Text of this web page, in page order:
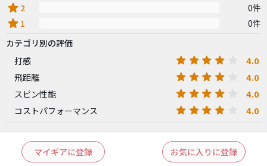
star 2 0件
star 1
0件
カテゴリ別の評価
打感
4.0
飛距離 4.0
スピン性能 4.0
コストパフォーマンス 4.0
マイギアに登録 お気に入りに登録